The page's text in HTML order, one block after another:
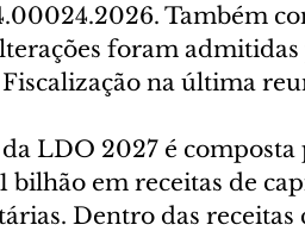
Também
foram admitidas
na última
LDO 2027 é composta
bilhão em receitas de
Dentro das